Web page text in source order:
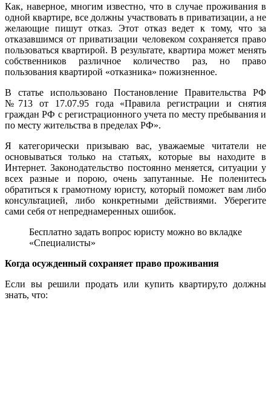
Как, наверное, многим известно, что в случае проживания в
одной квартире, все должны участвовать в приватизации, а не
желающие пишут отказ. Этот отказ ведет к тому, что за
отказавшимся от приватизации человеком сохраняется право
пользоваться квартирой. В результате, квартира может менять
собственников различное количество раз, но право
пользования квартирой «отказника» пожизненное.
В статье использовано Постановление Правительства РФ
№713 от 17.07.95 года «Правила регистрации и снятия
граждан РФ с регистрационного учета по месту пребывания и
по месту жительства в пределах РФ».
Я категорически призываю вас, уважаемые читатели не
основываться только на статьях, которые вы находите в
Интернет. Законодательство постоянно меняется, ситуации у
всех разные и порою, очень запутанные. Не поленитесь
обратиться к грамотному юристу, который поможет вам либо
консультацией, либо конкретными действиями. Уберегите
сами себя от непреднамеренных ошибок.
Бесплатно задать вопрос юристу можно во вкладке
«Специалисты»
Когда осужденный сохраняет право проживания
Если вы решили продать или купить квартиру,то должны
знать, что: